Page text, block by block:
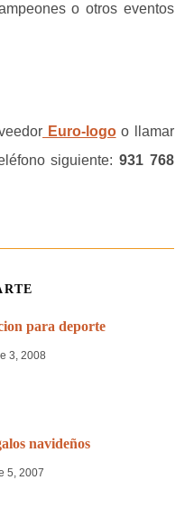
o otros eventos
Euro-logoo llamar
siguiente: 931 768
para deporte
3, 2008
navideños
5, 2007